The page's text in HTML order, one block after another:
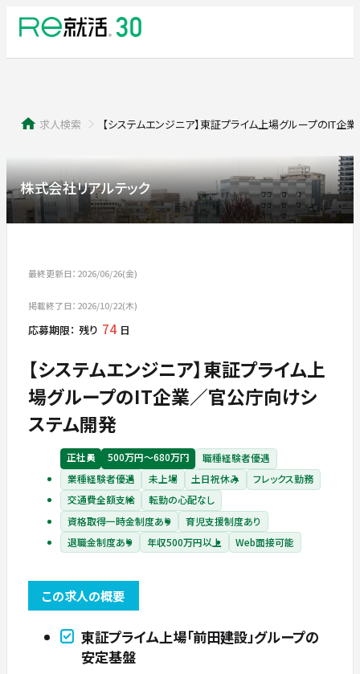
求人検索 【システムエンジニア】東証プライム上場グループのIT企
株式会社リアルテック
最終更新日：2026/06/26(金)
掲載終了日：2026/10/22(木)
応募期限： 残り 74 日
【システムエンジニア】東証プライム上
場グループのIT企業／官公庁向けシ
ステム開発
正社員 500万円〜680万円
職種経験者優遇
業種経験者優遇
未上場 土日祝休み
フレックス勤務
交通費全額支給
転勤の心配なし
資格取得一時金制度あり
育児支援制度あり
退職金制度あり
年収500万円以上 Web面接可能
この求人の概要
東証プライム上場「前田建設」グループの
安定基盤